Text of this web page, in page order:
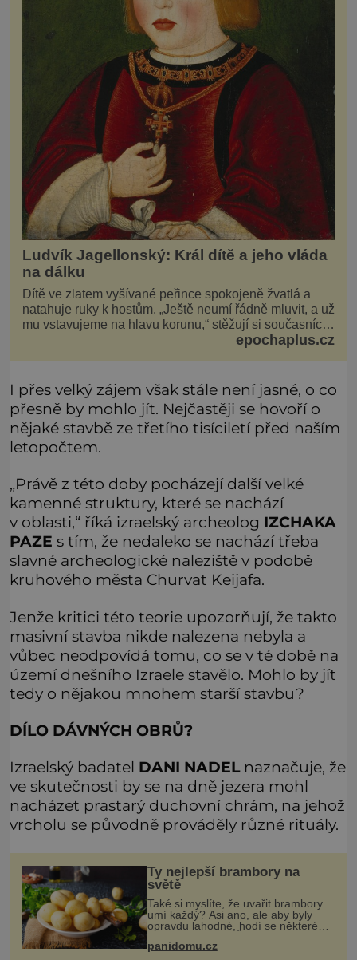
Ludvík Jagellonský: Král dítě a jeho vláda
na dálku
Dítě ve zlatem vyšívané peřince spokojeně žvatlá a
natahuje ruky k hostům. „Ještě neumí řádně mluvit, a už
mu vstavujeme na hlavu korunu,“ stěžují si současníci,
pro které je k neuvěření, že droboučký princ se dnes
epochaplus.cz
I přes velký zájem však stále není jasné, o co
přesně by mohlo jít. Nejčastěji se hovoří o
nějaké stavbě ze třetího tisíciletí před naším
letopočtem.
„Právě z této doby pocházejí další velké
kamenné struktury, které se nachází
v oblasti,“ říká izraelský archeolog IZCHAKA
PAZE s tím, že nedaleko se nachází třeba
slavné archeologické naleziště v podobě
kruhového města Churvat Keijafa.
Jenže kritici této teorie upozorňují, že takto
masivní stavba nikde nalezena nebyla a
vůbec neodpovídá tomu, co se v té době na
území dnešního Izraele stavělo. Mohlo by jít
tedy o nějakou mnohem starší stavbu?
DÍLO DÁVNÝCH OBRŮ?
Izraelský badatel DANI NADELnaznačuje, že
ve skutečnosti by se na dně jezera mohl
nacházet prastarý duchovní chrám, na jehož
vrcholu se původně prováděly různé rituály.
Ty nejlepší brambory na
světě
Také si myslíte, že uvařit brambory
umí každý? Asi ano, ale aby byly
opravdu lahodné, hodí se některé
varné typy od A, tedy na saláty, po D
panidomu.cz